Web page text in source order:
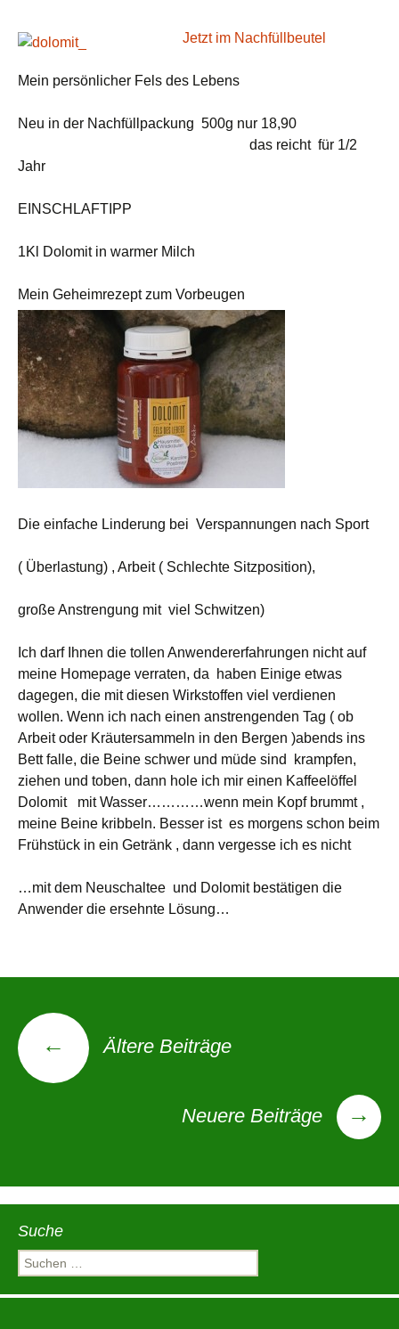
Jetzt im Nachfüllbeutel
Mein persönlicher Fels des Lebens
Neu in der Nachfüllpackung 500g nur 18,90
das reicht für 1/2
Jahr
EINSCHLAFTIPP
1Kl Dolomit in warmer Milch
Mein Geheimrezept zum Vorbeugen
Die einfache Linderung bei Verspannungen nach Sport
( Überlastung) , Arbeit ( Schlechte Sitzposition),
große Anstrengung mit viel Schwitzen)
Ich darf Ihnen die tollen Anwendererfahrungen nicht auf
meine Homepage verraten, da haben Einige etwas
dagegen, die mit diesen Wirkstoffen viel verdienen
wollen. Wenn ich nach einen anstrengenden Tag ( ob
Arbeit oder Kräutersammeln in den Bergen )abends ins
Bett falle, die Beine schwer und müde sind krampfen,
ziehen und toben, dann hole ich mir einen Kaffeelöffel
Dolomit mit Wasser…………wenn mein Kopf brummt ,
meine Beine kribbeln. Besser ist es morgens schon beim
Frühstück in ein Getränk , dann vergesse ich es nicht
…mit dem Neuschaltee und Dolomit bestätigen die
Anwender die ersehnte Lösung…
Beitragsnavigation
← Ältere Beiträge
Neuere Beiträge →
Suche
Suchen
nach: